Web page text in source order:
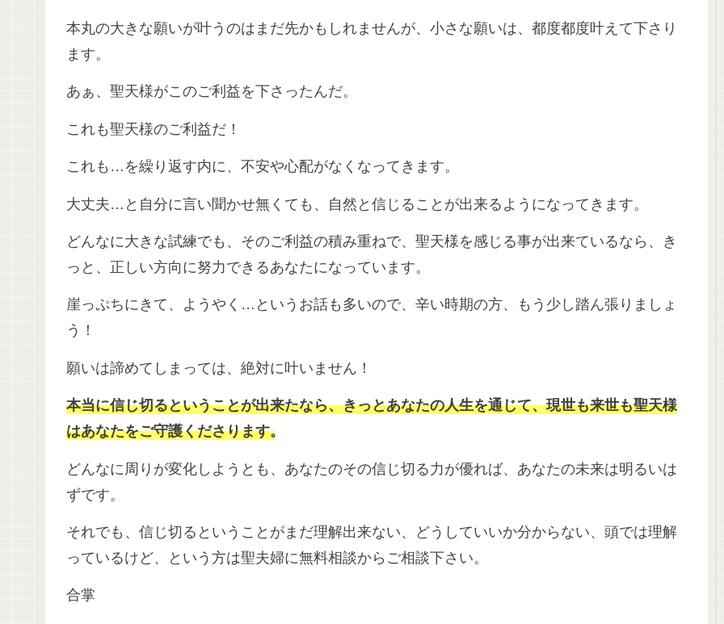
本丸の大きな願いが叶うのはまだ先かもしれませんが、小さな願いは、都度都度叶えて下さり
ます。
あぁ、聖天様がこのご利益を下さったんだ。
これも聖天様のご利益だ！
これも…を繰り返す内に、不安や心配がなくなってきます。
大丈夫…と自分に言い聞かせ無くても、自然と信じることが出来るようになってきます。
どんなに大きな試練でも、そのご利益の積み重ねで、聖天様を感じる事が出来ているなら、き
っと、正しい方向に努力できるあなたになっています。
崖っぷちにきて、ようやく…というお話も多いので、辛い時期の方、もう少し踏ん張りましょ
う！
願いは諦めてしまっては、絶対に叶いません！
本当に信じ切るということが出来たなら、きっとあなたの人生を通じて、現世も来世も聖天様
はあなたをご守護くださります。
どんなに周りが変化しようとも、あなたのその信じ切る力が優れば、あなたの未来は明るいは
ずです。
それでも、信じ切るということがまだ理解出来ない、どうしていいか分からない、頭では理解
っているけど、という方は聖夫婦に無料相談からご相談下さい。
合掌